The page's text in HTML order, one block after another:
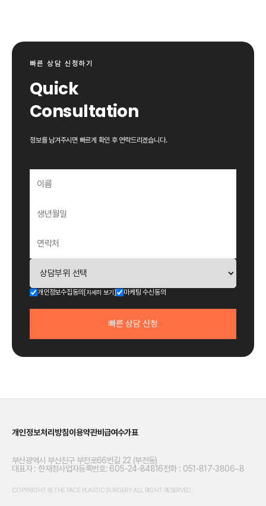
빠른 상담 신청하기
Quick
Consultation
정보를 남겨주시면 빠르게 확인 후 연락드리겠습니다.
개인정보수집동의 [자세히 보기] 마케팅 수신동의
빠른 상담 신청
개인정보처리방침이용약관비급여수가표
부산광역시 부산진구 부전로66번길 22 (부전동)
대표자 : 한재정사업자등록번호: 605-24-84816전화 : 051-817-3806~8
COPYRIGHT © THE FACE PLASTIC SURGERY.ALL RIGHT RESERVED.